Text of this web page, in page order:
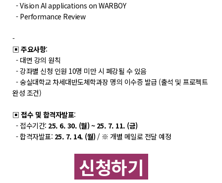
경진대회
경진대회
TCAT
SIF 2026
소개
지난 SIF 보기
- Vision AI applications on WARBOY
- Performance Review
-
▣ 주요사항:
- 대면 강의 원칙
- 강좌별 신청 인원 10명 미만 시 폐강될 수 있음
- 숭실대학교 차세대반도체학과장 명의 이수증 발급 (출석 및 프로젝트
완성 조건)
▣ 접수 및 합격자발표:
- 접수기간: 25. 6. 30. (월) ~ 25. 7. 11. (금)
- 합격자발표: 25. 7. 14. (월) / ※ 개별 메일로 전달 예정
신청하기